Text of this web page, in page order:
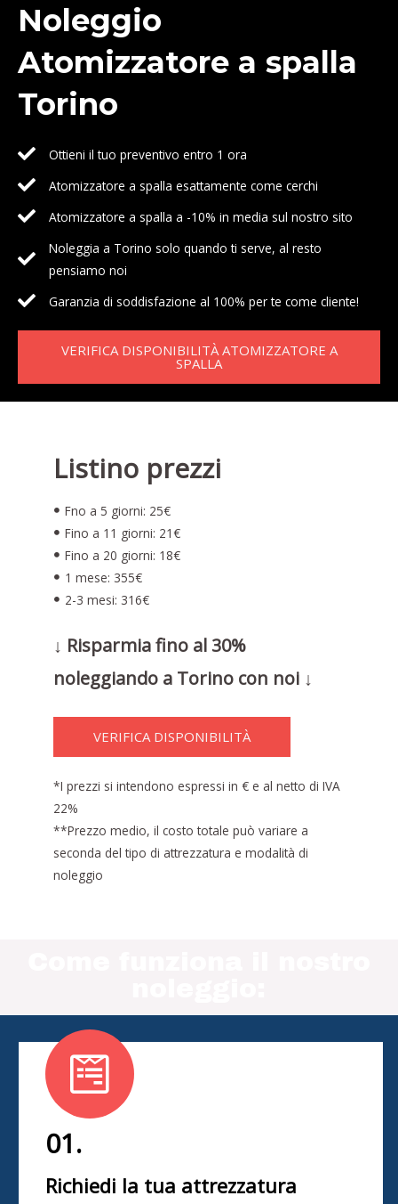
Noleggio
Atomizzatore a spalla
Torino
Ottieni il tuo preventivo entro 1 ora
Atomizzatore a spalla esattamente come cerchi
Atomizzatore a spalla a -10% in media sul nostro sito
Noleggia a Torino solo quando ti serve, al resto
pensiamo noi
Garanzia di soddisfazione al 100% per te come cliente!
VERIFICA DISPONIBILITÀ ATOMIZZATORE A
SPALLA
Listino prezzi
Fno a 5 giorni: 25€
Fino a 11 giorni: 21€
Fino a 20 giorni: 18€
1 mese: 355€
2-3 mesi: 316€
↓ Risparmia fino al 30%
noleggiando a Torino con noi ↓
VERIFICA DISPONIBILITÀ
*I prezzi si intendono espressi in € e al netto di IVA
22%
**Prezzo medio, il costo totale può variare a
seconda del tipo di attrezzatura e modalità di
noleggio
01.
Richiedi la tua attrezzatura